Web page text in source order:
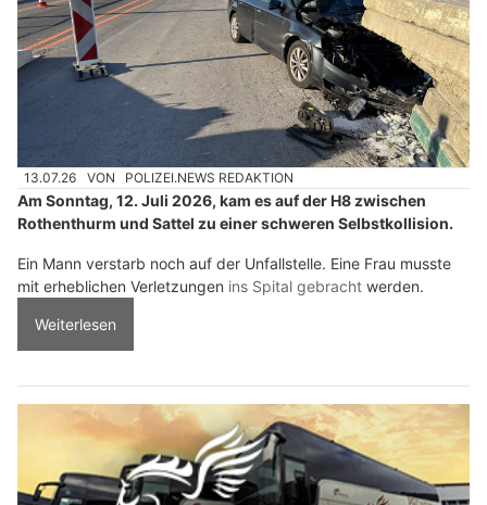
13.07.26 VON POLIZEI.NEWS REDAKTION
Am Sonntag, 12. Juli 2026, kam es auf der H8 zwischen
Rothenthurm und Sattel zu einer schweren Selbstkollision.
Ein Mann verstarb noch auf der Unfallstelle. Eine Frau musste
mit erheblichen Verletzungen ins Spital gebracht werden.
Weiterlesen